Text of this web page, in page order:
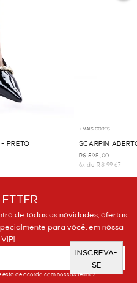
PRETO
+ MAIS CORES
SCARPIN
R$ 598,00
6x de R$ 99,67
de todas as novidades, ofertas
para você, em nossa
INSCREVA-
SE
está de acordo com nossos termos.